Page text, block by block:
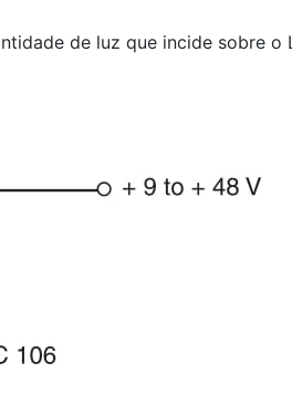
de luz que incide sobre o